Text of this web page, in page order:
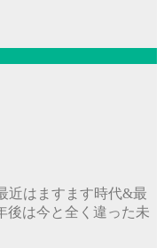
近はますます時代&最
後は今と全く違った未